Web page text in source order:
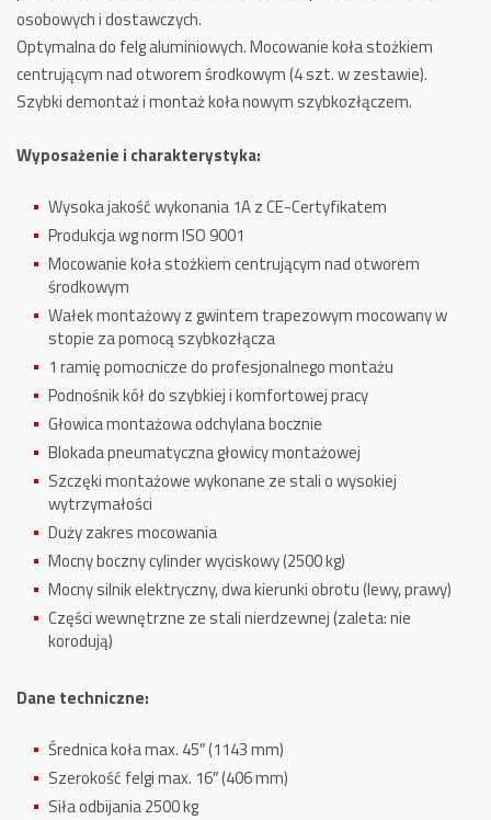
osobowych i dostawczych.
Optymalna do felg aluminiowych. Mocowanie koła stożkiem
centrującym nad otworem środkowym (4 szt. w zestawie).
Szybki demontaż i montaż koła nowym szybkozłączem.
Wyposażenie i charakterystyka:
Wysoka jakość wykonania 1A z CE-Certyfikatem
Produkcja wg norm ISO 9001
Mocowanie koła stożkiem centrującym nad otworem
środkowym
Wałek montażowy z gwintem trapezowym mocowany w
stopie za pomocą szybkozłącza
1 ramię pomocnicze do profesjonalnego montażu
Podnośnik kół do szybkiej i komfortowej pracy
Głowica montażowa odchylana bocznie
Blokada pneumatyczna głowicy montażowej
Szczęki montażowe wykonane ze stali o wysokiej
wytrzymałości
Duży zakres mocowania
Mocny boczny cylinder wyciskowy (2500 kg)
Mocny silnik elektryczny, dwa kierunki obrotu (lewy, prawy)
Części wewnętrzne ze stali nierdzewnej (zaleta: nie
korodują)
Dane techniczne:
Średnica koła max. 45″ (1143 mm)
Szerokość felgi max. 16″ (406 mm)
Siła odbijania 2500 kg